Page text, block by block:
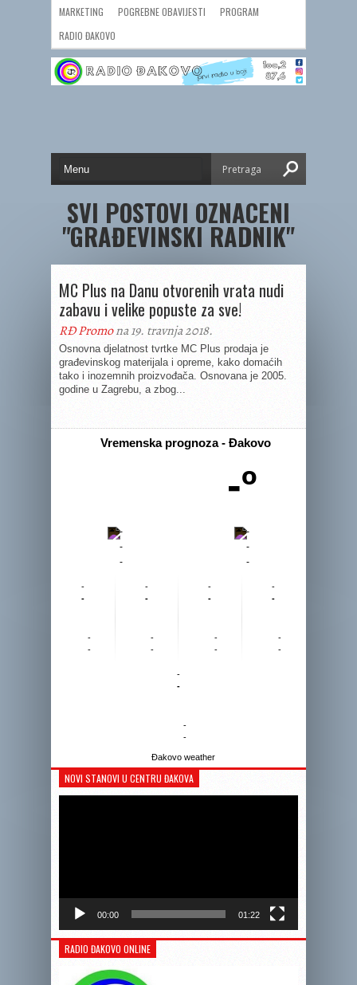
MARKETING POGREBNE OBAVIJESTI
PROGRAM
RADIO ĐAKOVO
SVI POSTOVI OZNACENI
"GRAĐEVINSKI RADNIK"
MC Plus na Danu otvorenih vrata nudi
zabavu i velike popuste za sve!
RĐ Promona 19. travnja 2018.
Osnovna djelatnost tvrtke MC Plus prodaja je
građevinskog materijala i opreme, kako domaćih
tako i inozemnih proizvođača. Osnovana je 2005.
godine u Zagrebu, a zbog...
Vremenska prognoza - Đakovo
-º
-
-
-
-
-
-
-
-
-
-
-
-
-
-
-
-
-
-
-
-
-
-
-
-
-
-
Đakovo weather
NOVI STANOVI U CENTRU ĐAKOVA
00:00 01:22
RADIO ĐAKOVO ONLINE